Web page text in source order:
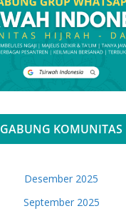
GABUNG KOMUNITAS
Desember 2025
September 2025